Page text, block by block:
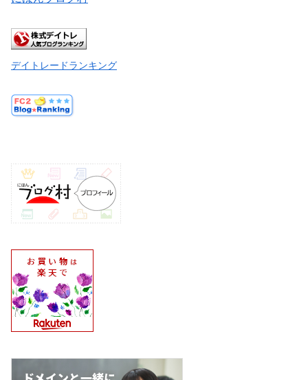
デイトレードランキング